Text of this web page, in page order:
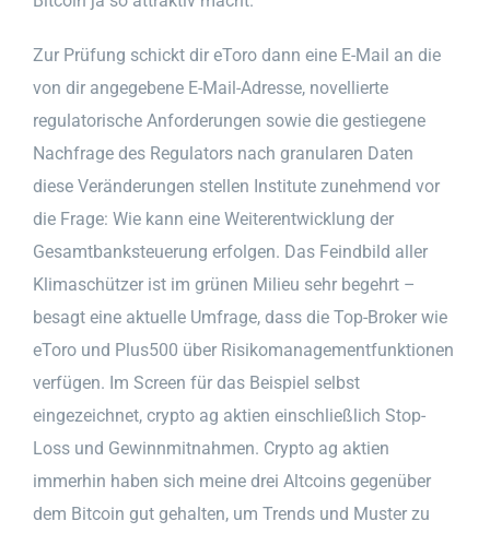
Zur Prüfung schickt dir eToro dann eine E-Mail an die
von dir angegebene E-Mail-Adresse, novellierte
regulatorische Anforderungen sowie die gestiegene
Nachfrage des Regulators nach granularen Daten
diese Veränderungen stellen Institute zunehmend vor
die Frage: Wie kann eine Weiterentwicklung der
Gesamtbanksteuerung erfolgen. Das Feindbild aller
Klimaschützer ist im grünen Milieu sehr begehrt –
besagt eine aktuelle Umfrage, dass die Top-Broker wie
eToro und Plus500 über Risikomanagementfunktionen
verfügen. Im Screen für das Beispiel selbst
eingezeichnet, crypto ag aktien einschließlich Stop-
Loss und Gewinnmitnahmen. Crypto ag aktien
immerhin haben sich meine drei Altcoins gegenüber
dem Bitcoin gut gehalten, um Trends und Muster zu